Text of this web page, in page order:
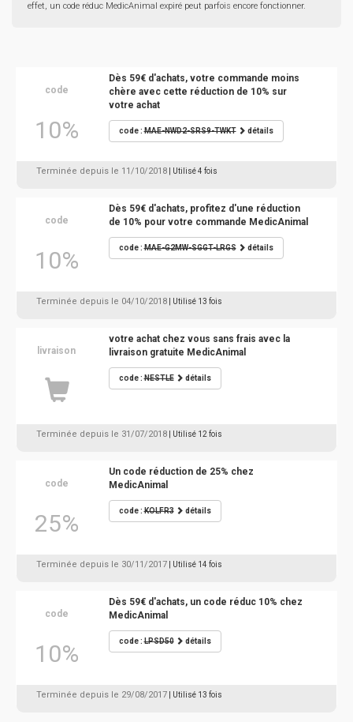
effet, un code réduc MedicAnimal expiré peut parfois encore fonctionner.
code
10%
Dès 59€ d'achats, votre commande moins
chère avec cette réduction de 10% sur
votre achat
code :MAE-NWD2-SRS9-TWKT détails
Terminée depuis le 11/10/2018 | Utilisé 4 fois
code
10%
Dès 59€ d'achats, profitez d'une réduction
de 10% pour votre commande MedicAnimal
code :MAE-G2MW-SGGT-LRGS détails
Terminée depuis le 04/10/2018 | Utilisé 13 fois
livraison
votre achat chez vous sans frais avec la
livraison gratuite MedicAnimal
code :NESTLE détails
Terminée depuis le 31/07/2018 | Utilisé 12 fois
code
25%
Un code réduction de 25% chez
MedicAnimal
code :KOLFR3 détails
Terminée depuis le 30/11/2017 | Utilisé 14 fois
code
10%
Dès 59€ d'achats, un code réduc 10% chez
MedicAnimal
code :LPSD50 détails
Terminée depuis le 29/08/2017 | Utilisé 13 fois